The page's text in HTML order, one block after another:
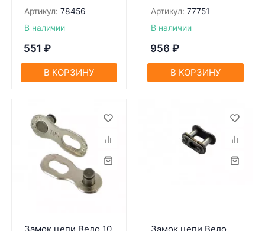
Артикул: 78456
В наличии
551 ₽
В КОРЗИНУ
Артикул: 77751
В наличии
956 ₽
В КОРЗИНУ